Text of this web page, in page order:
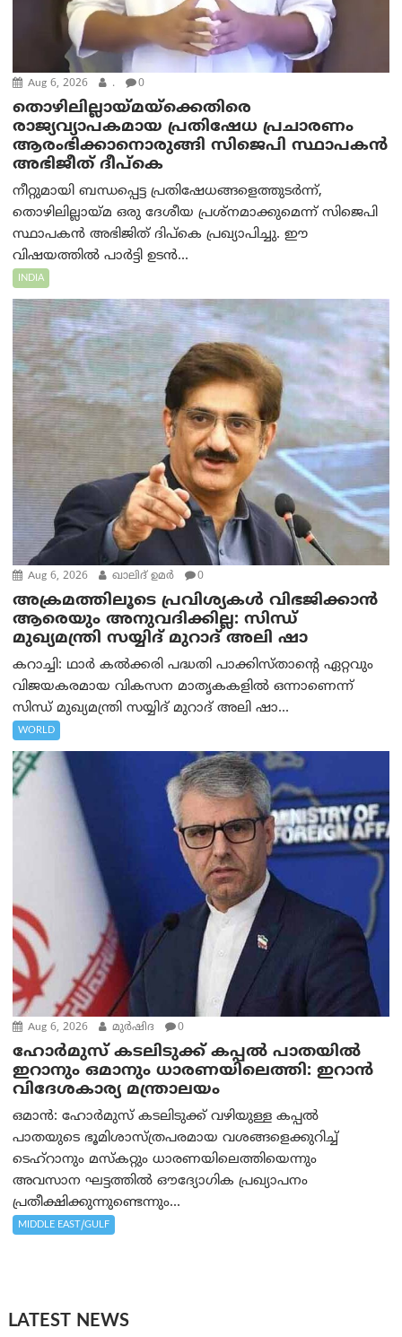
Aug 6, 2026 . 0
തൊഴിലില്ലായ്മയ്ക്കെതിരെ
രാജ്യവ്യാപകമായ പ്രതിഷേധ പ്രചാരണം
ആരംഭിക്കാനൊരുങ്ങി സിജെപി സ്ഥാപകന്‍
അഭിജീത് ദീപ്കെ
നീറ്റുമായി ബന്ധപ്പെട്ട പ്രതിഷേധങ്ങളെത്തുടർന്ന്,
തൊഴിലില്ലായ്മ ഒരു ദേശീയ പ്രശ്നമാക്കുമെന്ന് സിജെപി
സ്ഥാപകൻ അഭിജിത് ദിപ്കെ പ്രഖ്യാപിച്ചു. ഈ
വിഷയത്തിൽ പാർട്ടി ഉടൻ...
INDIA
Aug 6, 2026 ഖാലിദ് ഉമര്‍ 0
അക്രമത്തിലൂടെ പ്രവിശ്യകൾ വിഭജിക്കാൻ
ആരെയും അനുവദിക്കില്ല: സിന്ധ്
മുഖ്യമന്ത്രി സയ്യിദ് മുറാദ് അലി ഷാ
കറാച്ചി: ഥാർ കൽക്കരി പദ്ധതി പാക്കിസ്താന്റെ ഏറ്റവും
വിജയകരമായ വികസന മാതൃകകളിൽ ഒന്നാണെന്ന്
സിന്ധ് മുഖ്യമന്ത്രി സയ്യിദ് മുറാദ് അലി ഷാ...
WORLD
Aug 6, 2026 മുര്‍ഷിദ 0
ഹോർമുസ് കടലിടുക്ക് കപ്പൽ പാതയിൽ
ഇറാനും ഒമാനും ധാരണയിലെത്തി: ഇറാൻ
വിദേശകാര്യ മന്ത്രാലയം
ഒമാന്‍: ഹോർമുസ് കടലിടുക്ക് വഴിയുള്ള കപ്പൽ
പാതയുടെ ഭൂമിശാസ്ത്രപരമായ വശങ്ങളെക്കുറിച്ച്
ടെഹ്‌റാനും മസ്‌കറ്റും ധാരണയിലെത്തിയെന്നും
അവസാന ഘട്ടത്തിൽ ഔദ്യോഗിക പ്രഖ്യാപനം
പ്രതീക്ഷിക്കുന്നുണ്ടെന്നും...
MIDDLE EAST/GULF
LATEST NEWS